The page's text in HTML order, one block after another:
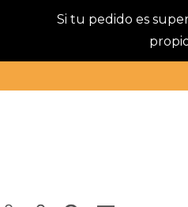
Si tu pedido es